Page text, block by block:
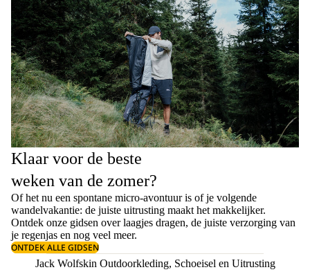
Klaar voor de beste
weken van de zomer?
Of het nu een spontane micro-avontuur is of je volgende
wandelvakantie: de juiste uitrusting maakt het makkelijker.
Ontdek onze gidsen overlaagjes dragen, de juiste verzorging van
je regenjas en nog veel meer.
ONTDEK ALLE GIDSEN
Jack Wolfskin Outdoorkleding, Schoeisel en Uitrusting